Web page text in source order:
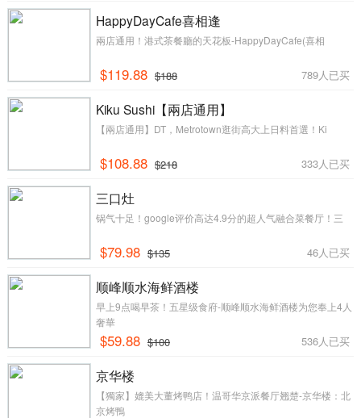
HappyDayCafe喜相逢
兩店通用！港式茶餐廳的天花板-HappyDayCafe(喜相
$119.88 $188 789人已买
Kiku Sushi【兩店通用】
【兩店通用】DT，Metrotown逛街高大上日料首選！Ki
$108.88 $218 333人已买
三口灶
锅气十足！google评价高达4.9分的超人气融合菜餐厅！三
$79.98 $135 46人已买
顺峰顺水海鲜酒楼
早上9点喝早茶！五星级食府-顺峰顺水海鲜酒楼为您奉上4人
奢華
$59.88 $100 536人已买
京华楼
【獨家】媲美大董烤鸭店！温哥华京派餐厅翘楚-京华楼：北
京烤鴨